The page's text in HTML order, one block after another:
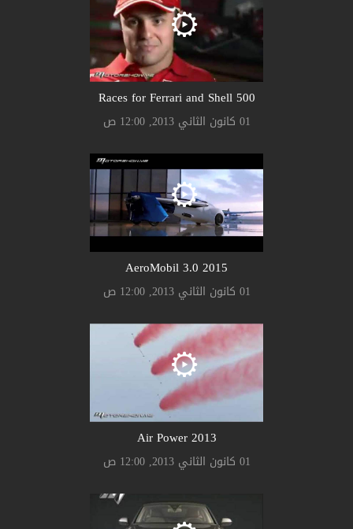
500 Races for Ferrari and Shell
01 كانون الثاني 2013, 12:00 ص
AeroMobil 3.0 2015
01 كانون الثاني 2013, 12:00 ص
Air Power 2013
01 كانون الثاني 2013, 12:00 ص